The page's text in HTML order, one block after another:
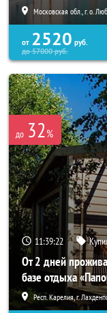
Московская обл., г. о.
от 2520 руб.
до57000руб.
до 32%
11:39:21
От 2 дней
базе отдыха
Респ. Карелия, г.